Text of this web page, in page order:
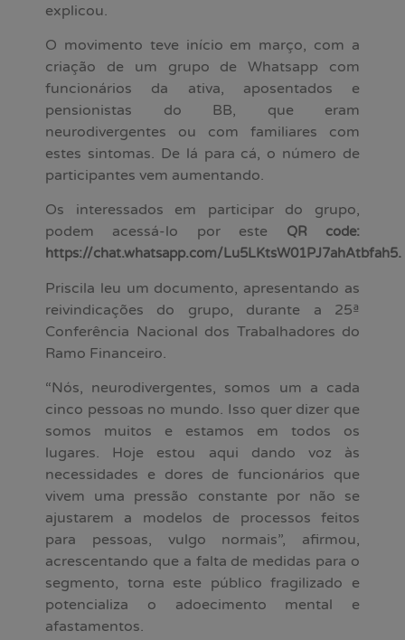
explicou.
O movimento teve início em março, com a
criação de um grupo de Whatsapp com
funcionários da ativa, aposentados e
pensionistas do BB, que eram
neurodivergentes ou com familiares com
estes sintomas. De lá para cá, o número de
participantes vem aumentando.
Os interessados em participar do grupo,
podem acessá-lo por este
QR code:
https://chat.whatsapp.com/Lu5LKtsW01PJ7ahAtbfah5.
Priscila leu um documento, apresentando as
reivindicações do grupo, durante a 25ª
Conferência Nacional dos Trabalhadores do
Ramo Financeiro.
“Nós, neurodivergentes, somos um a cada
cinco pessoas no mundo. Isso quer dizer que
somos muitos e estamos em todos os
lugares. Hoje estou aqui dando voz às
necessidades e dores de funcionários que
vivem uma pressão constante por não se
ajustarem a modelos de processos feitos
para pessoas, vulgo normais”, afirmou,
acrescentando que a falta de medidas para o
segmento, torna este público fragilizado e
potencializa o adoecimento mental e
afastamentos.